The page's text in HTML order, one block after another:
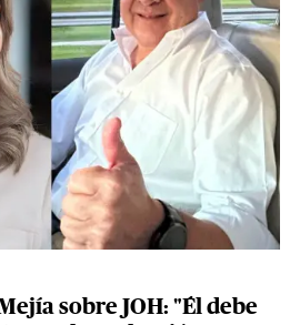
sobre JOH: "Él debe